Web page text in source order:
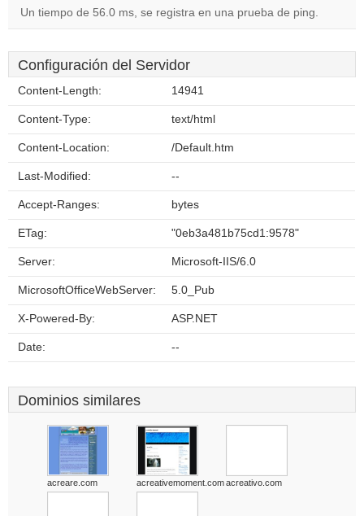
Un tiempo de 56.0 ms, se registra en una prueba de ping.
Configuración del Servidor
Content-Length: 14941
Content-Type: text/html
Content-Location: /Default.htm
Last-Modified: --
Accept-Ranges: bytes
ETag: "0eb3a481b75cd1:9578"
Server: Microsoft-IIS/6.0
MicrosoftOfficeWebServer: 5.0_Pub
X-Powered-By: ASP.NET
Date: --
Dominios similares
acreare.com acreativemoment.comacreativo.com